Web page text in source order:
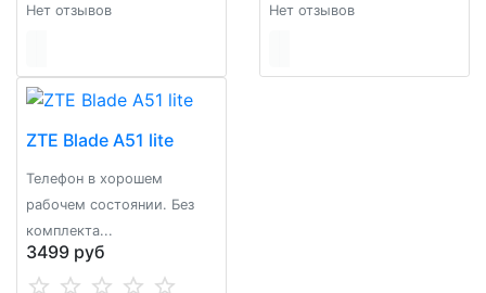
Нет отзывов Нет отзывов
ZTE Blade A51 lite
Телефон в хорошем
рабочем состоянии. Без
комплекта...
3499 руб